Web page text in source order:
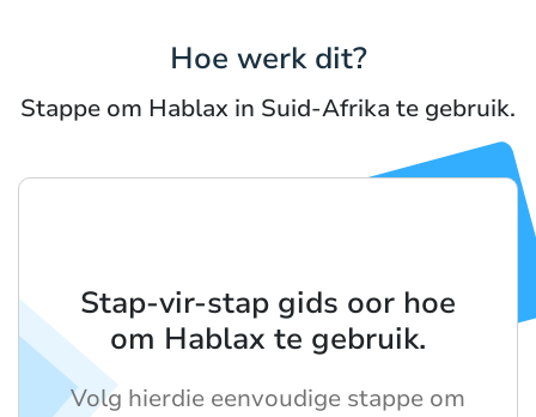
Hoe werk dit?
Stappe om Hablax in Suid-Afrika te gebruik.
Stap-vir-stap gids oor hoe
om Hablax te gebruik.
Volg hierdie eenvoudige stappe om